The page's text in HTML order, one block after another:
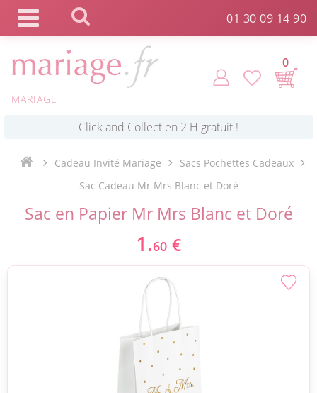
01 30 09 14 90
MARIAGE
0
Commande expédiée en 24h ! *
Livraison point relais gratuit dès 89 € !
*
Cadeau Invité Mariage
Sacs Pochettes Cadeaux
Sac Cadeau Mr Mrs Blanc et Doré
Sac en Papier Mr Mrs Blanc et Doré
1.60 €
Panneau de gestion des cookies